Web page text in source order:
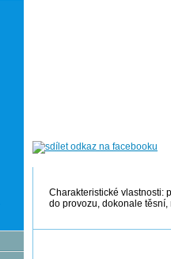
Charakteristické vlastnosti:
do provozu, dokonale